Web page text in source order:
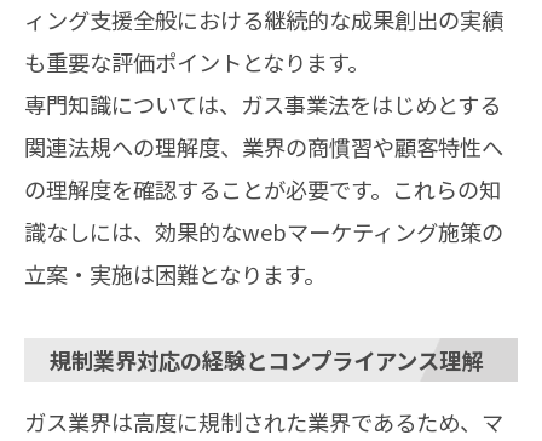
ィング支援全般における継続的な成果創出の実績
も重要な評価ポイントとなります。
専門知識については、ガス事業法をはじめとする
関連法規への理解度、業界の商慣習や顧客特性へ
の理解度を確認することが必要です。これらの知
識なしには、効果的なwebマーケティング施策の
立案・実施は困難となります。
規制業界対応の経験とコンプライアンス理解
ガス業界は高度に規制された業界であるため、マ